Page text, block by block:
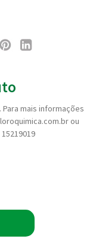
mais informações
ou